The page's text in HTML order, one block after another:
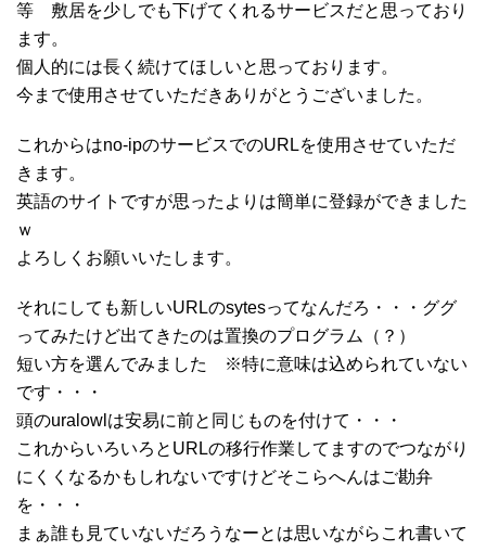
等 敷居を少しでも下げてくれるサービスだと思っており
ます。
個人的には長く続けてほしいと思っております。
今まで使用させていただきありがとうございました。
これからはno-ipのサービスでのURLを使用させていただ
きます。
英語のサイトですが思ったよりは簡単に登録ができました
ｗ
よろしくお願いいたします。
それにしても新しいURLのsytesってなんだろ・・・ググ
ってみたけど出てきたのは置換のプログラム（？）
短い方を選んでみました ※特に意味は込められていない
です・・・
頭のuralowlは安易に前と同じものを付けて・・・
これからいろいろとURLの移行作業してますのでつながり
にくくなるかもしれないですけどそこらへんはご勘弁
を・・・
まぁ誰も見ていないだろうなーとは思いながらこれ書いて